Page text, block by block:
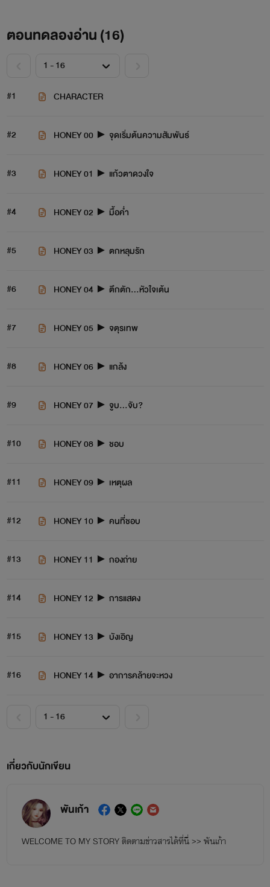
ตอนทดลองอ่าน (16)
#1 CHARACTER
#2 HONEY 00 ► จุดเริ่มต้นความสัมพันธ์
#3 HONEY 01 ► แก้วตาดวงใจ
#4 HONEY 02 ► มื้อค่ำ
#5 HONEY 03 ► ตกหลุมรัก
#6 HONEY 04 ► ตึกตัก...หัวใจเต้น
#7 HONEY 05 ► จตุรเทพ
#8 HONEY 06 ► แกล้ง
#9 HONEY 07 ► จูบ...จับ?
#10 HONEY 08 ► ชอบ
#11 HONEY 09 ► เหตุผล
#12 HONEY 10 ► คนที่ชอบ
#13 HONEY 11 ► กองถ่าย
#14 HONEY 12 ► การแสดง
#15 HONEY 13 ► บังเอิญ
#16 HONEY 14 ► อาการคล้ายจะหวง
เกี่ยวกับนักเขียน
พันเก้า
WELCOME TO MY STORY ติดตามข่าวสารได้ที่นี่ >> พันเก้า